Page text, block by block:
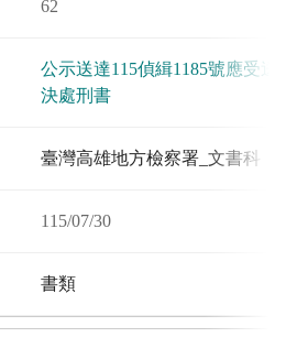
62
公示送達115偵緝1185號應受
決處刑書
臺灣高雄地方檢察署_文書科
115/07/30
書類